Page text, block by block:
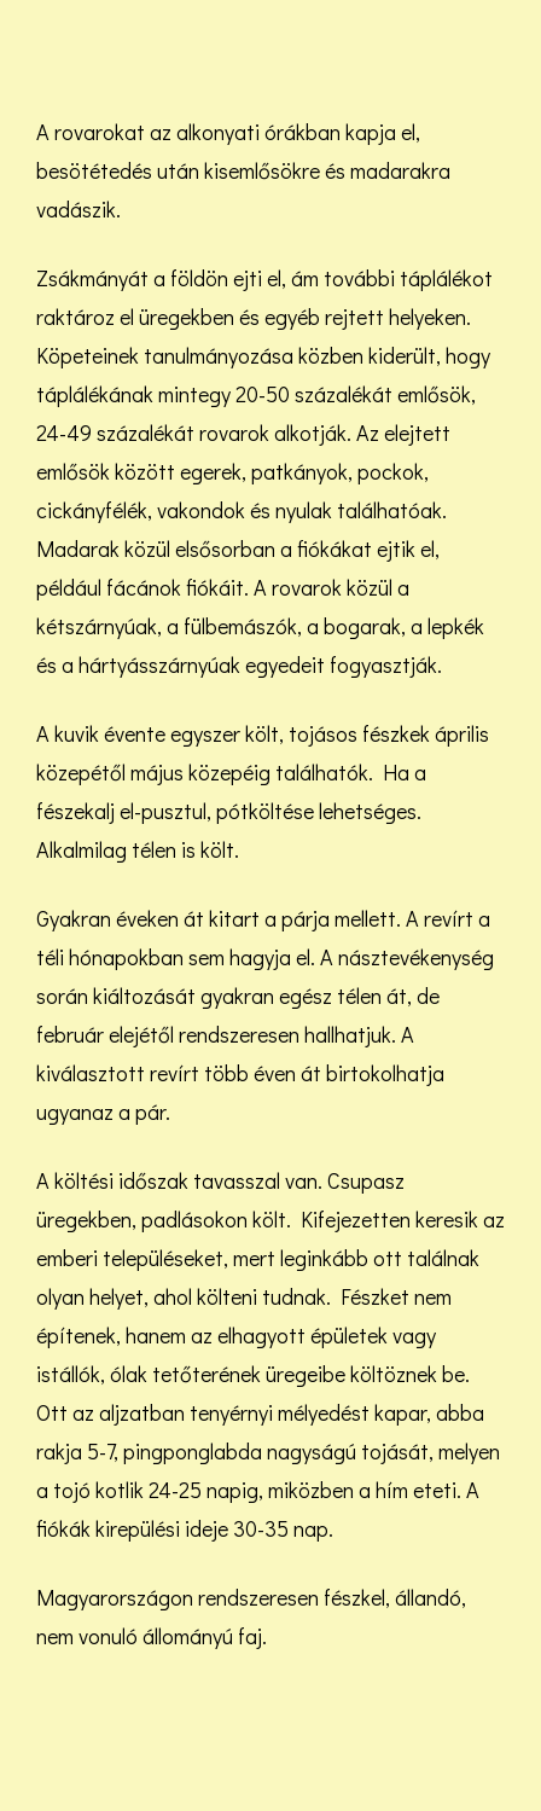
A rovarokat az alkonyati órákban kapja el,
besötétedés után kisemlősökre és madarakra
vadászik.
Zsákmányát a földön ejti el, ám további táplálékot
raktároz el üregekben és egyéb rejtett helyeken.
Köpeteinek tanulmányozása közben kiderült, hogy
táplálékának mintegy 20-50 százalékát emlősök,
24-49 százalékát rovarok alkotják. Az elejtett
emlősök között egerek, patkányok, pockok,
cickányfélék, vakondok és nyulak találhatóak.
Madarak közül elsősorban a fiókákat ejtik el,
például fácánok fiókáit. A rovarok közül a
kétszárnyúak, a fülbemászók, a bogarak, a lepkék
és a hártyásszárnyúak egyedeit fogyasztják.
A kuvik évente egyszer költ, tojásos fészkek április
közepétől május közepéig találhatók. Ha a
fészekalj el-pusztul, pótköltése lehetséges.
Alkalmilag télen is költ.
Gyakran éveken át kitart a párja mellett. A revírt a
téli hónapokban sem hagyja el. A násztevékenység
során kiáltozását gyakran egész télen át, de
február elejétől rendszeresen hallhatjuk. A
kiválasztott revírt több éven át birtokolhatja
ugyanaz a pár.
A költési időszak tavasszal van. Csupasz
üregekben, padlásokon költ. Kifejezetten keresik az
emberi településeket, mert leginkább ott találnak
olyan helyet, ahol költeni tudnak. Fészket nem
építenek, hanem az elhagyott épületek vagy
istállók, ólak tetőterének üregeibe költöznek be.
Ott az aljzatban tenyérnyi mélyedést kapar, abba
rakja 5-7, pingponglabda nagyságú tojását, melyen
a tojó kotlik 24-25 napig, miközben a hím eteti. A
fiókák kirepülési ideje 30-35 nap.
Magyarországon rendszeresen fészkel, állandó,
nem vonuló állományú faj.